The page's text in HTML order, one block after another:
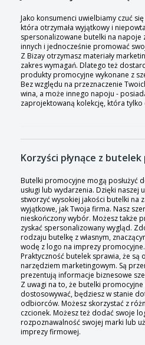
Jako konsumenci uwielbiamy czuć
która otrzymała wyjątkowy i
spersonalizowane butelki na napoje
innych i jednocześnie promować
Z Bizay otrzymasz materiały
zakres wymagań. Dlatego też
produkty promocyjne wykonane z
Bez względu na przeznaczenie
wina, a może innego napoju -
zaprojektowaną kolekcję, która tylko
Korzyści płynące z
Butelki promocyjne mogą posłużyć
usługi lub wydarzenia. Dzięki naszej
stworzyć wysokiej jakości butelki na
wyjątkowe, jak Twoja firma. Nasz
nieskończony wybór. Możesz także
zyskać spersonalizowany wygląd.
rodzaju butelkę z własnym,
wodę z logo na imprezy promocyjne.
Praktyczność butelek sprawia, że
narzędziem marketingowym. Są
prezentują informacje biznesowe
Z uwagi na to, że butelki
dostosowywać, będziesz w stanie
odbiorców. Możesz skorzystać z
czcionek. Możesz też dodać swoje
rozpoznawalność swojej marki lub
imprezy firmowej.